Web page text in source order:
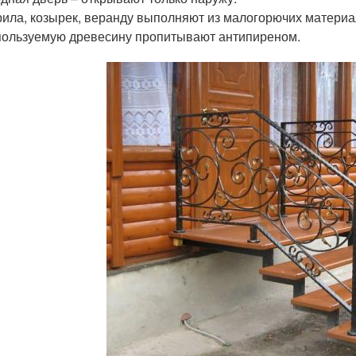
козырек, веранду выполняют из малогорючих
древесину пропитывают антипиреном.